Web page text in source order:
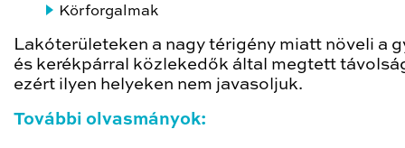
Körforgalmak
Lakóterületeken a nagy térigény miatt növeli a
és kerékpárral közlekedők által megtett
ezért ilyen helyeken nem javasoljuk.
További olvasmányok: